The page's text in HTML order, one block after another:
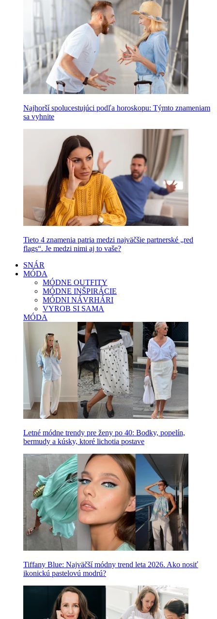
Najhorší spolucestujúci podľa horoskopu: Týmto znameniam
sa vyhnite
Tieto 4 znamenia patria medzi najväčšie partnerské „red
flags“. Je medzi nimi aj to vaše?
SNÁR
MÓDA
MÓDNE OUTFITY
MÓDNE INŠPIRÁCIE
MÓDNI NÁVRHÁRI
VYROB SI SAMA
MÓDA
Letné módne trendy pre ženy po 40: Bodky, popelín,
bermudy a kúsky, ktoré lichotia postave
Tiffany Blue: Najväčší módny trend leta 2026. Ako nosiť
ikonickú pastelovú modrú?